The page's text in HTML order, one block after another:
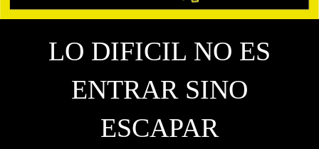
LO DIFICIL NO ES
ENTRAR SINO
ESCAPAR